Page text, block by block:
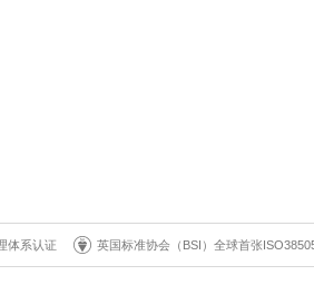
体系认证 英国标准协会（BSI）全球首张